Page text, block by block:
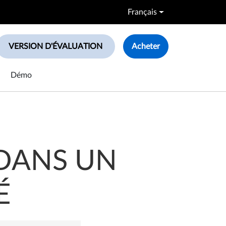
Français
search box
VERSION D'ÉVALUATION Acheter
Démo
UN